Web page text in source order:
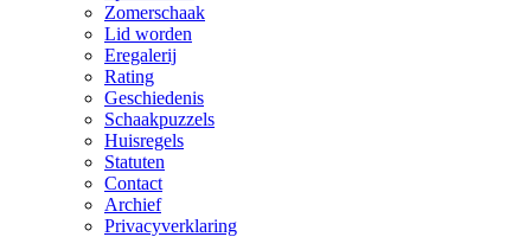
Zomerschaak
Lid worden
Eregalerij
Rating
Geschiedenis
Schaakpuzzels
Huisregels
Statuten
Contact
Archief
Privacyverklaring